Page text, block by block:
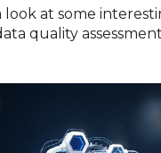
look at some
quality assessment